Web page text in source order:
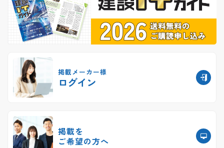
掲載メーカー様
ログイン
掲載を
ご希望の方へ